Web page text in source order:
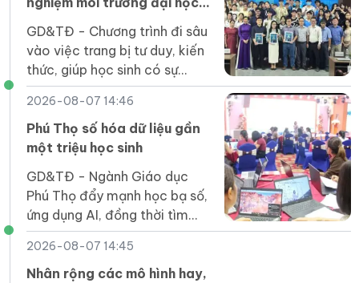
tại UEH Mekong
GD&TĐ - Chương trình đi sâu
vào việc trang bị tư duy, kiến
thức, giúp học sinh có sự
chuẩn bị tốt nhất trước khi
bước vào môi trường đại học.
2026-08-07 14:46
Phú Thọ số hóa dữ liệu gần
một triệu học sinh
GD&TĐ - Ngành Giáo dục
Phú Thọ đẩy mạnh học bạ số,
ứng dụng AI, đồng thời tìm
giải pháp khắc phục hạn chế
về hạ tầng tại vùng khó khăn.
2026-08-07 14:45
Nhân rộng các mô hình hay,